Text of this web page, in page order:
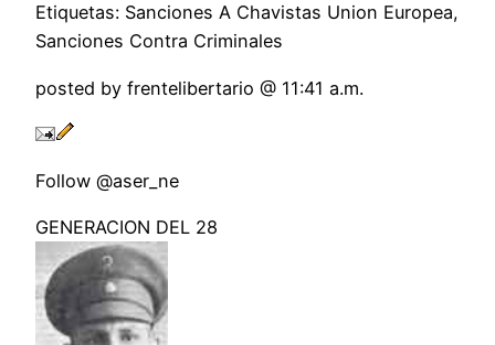
Etiquetas: Sanciones A Chavistas Union Europea,
Sanciones Contra Criminales
posted by frentelibertario @ 11:41 a.m.
Follow @aser_ne
GENERACION DEL 28